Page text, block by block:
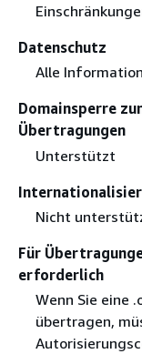
Datenschutz
Alle
Domainsperre
Übertragungen
Unterstützt
Nicht
Für
erforderlich
Wenn Sie eine
übertragen,